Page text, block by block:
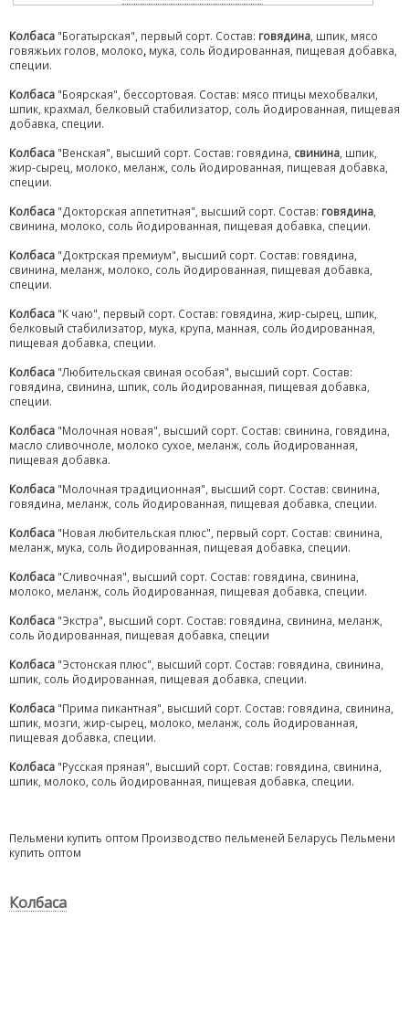
Колбаса "Богатырская", первый сорт. Состав: говядина , шпик, мясо
говяжьих голов, молоко, мука, соль йодированная, пищевая добавка,
специи.
Колбаса "Боярская", бессортовая. Состав: мясо птицы мехобвалки,
шпик, крахмал, белковый стабилизатор, соль йодированная, пищевая
добавка, специи.
Колбаса "Венская", высший сорт. Состав: говядина, свинина , шпик,
жир-сырец, молоко, меланж, соль йодированная, пищевая добавка,
специи.
Колбаса "Докторская аппетитная", высший сорт. Состав: говядина
свинина, молоко, соль йодированная, пищевая добавка, специи.
Колбаса "Доктрская премиум", высший сорт. Состав: говядина,
свинина, меланж, молоко, соль йодированная, пищевая добавка,
специи.
Колбаса "К чаю", первый сорт. Состав: говядина, жир-сырец, шпик,
белковый стабилизатор, мука, крупа, манная, соль йодированная,
пищевая добавка, специи.
Колбаса "Любительская свиная особая", высший сорт. Состав:
говядина, свинина, шпик, соль йодированная, пищевая добавка,
специи.
Колбаса "Молочная новая", высший сорт. Состав: свинина, говядина,
масло сливочноле, молоко сухое, меланж, соль йодированная,
пищевая добавка.
Колбаса "Молочная традиционная", высший сорт. Состав: свинина,
говядина, меланж, соль йодированная, пищевая добавка, специи.
Колбаса "Новая любительская плюс", первый сорт. Состав: свинина,
меланж, мука, соль йодированная, пищевая добавка, специи.
Колбаса "Сливочная", высший сорт. Состав: говядина, свинина,
молоко, меланж, соль йодированная, пищевая добавка, специи.
Колбаса "Экстра", высший сорт. Состав: говядина, свинина, меланж,
соль йодированная, пищевая добавка, специи
Колбаса "Эстонская плюс", высший сорт. Состав: говядина, свинина,
шпик, соль йодированная, пищевая добавка, специи.
Колбаса "Прима пикантная", высший сорт. Состав: говядина, свинина,
шпик, мозги, жир-сырец, молоко, меланж, соль йодированная,
пищевая добавка, специи.
Колбаса "Русская пряная", высший сорт. Состав: говядина, свинина,
шпик, молоко, соль йодированная, пищевая добавка, специи.
Пельмени купить оптом Производство пельменей Беларусь Пельмени
купить оптом
Колбаса